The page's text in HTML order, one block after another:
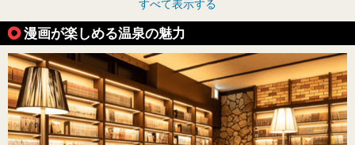
すべて表示する
漫画が楽しめる温泉の魅力